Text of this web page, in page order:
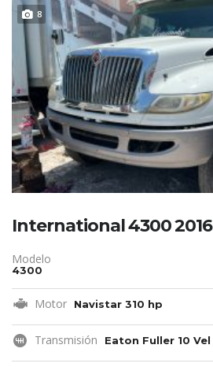
8
International 4300 2016
Modelo
4300
Motor Navistar 310 hp
Transmisión Eaton Fuller 10 Vel